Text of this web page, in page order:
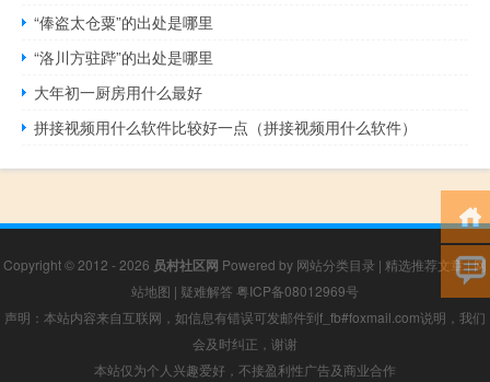
“俸盗太仓粟”的出处是哪里
“洛川方驻跸”的出处是哪里
大年初一厨房用什么最好
拼接视频用什么软件比较好一点（拼接视频用什么软件）
Copyright © 2012 - 2026 员村社区网 Powered by 网站分类目录 | 精选推荐文章|网
站地图 | 疑难解答 粤ICP备08012969号
声明：本站内容来自互联网，如信息有错误可发邮件到f_fb#foxmail.com说明，我们
会及时纠正，谢谢
本站仅为个人兴趣爱好，不接盈利性广告及商业合作